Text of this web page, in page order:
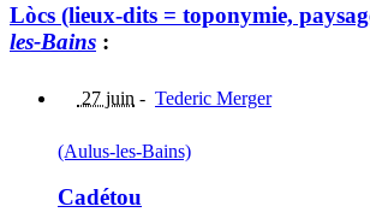
Lòcs (lieux-dits = toponymie,
les-Bains :
27 juin - Tederic Merger
(Aulus-les-Bains)
Cadétou